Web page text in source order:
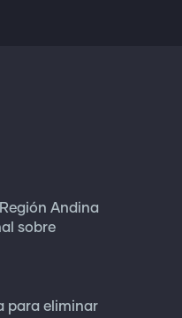
Andina
sobre
para eliminar